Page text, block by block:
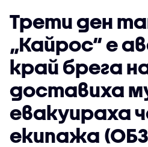
Трети ден
„Кайрос“ е
край брега
доставиха
евакуираха
екипажа